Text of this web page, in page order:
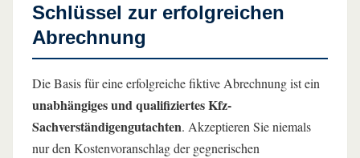
Schlüssel zur erfolgreichen
Abrechnung
Die Basis für eine erfolgreiche fiktive Abrechnung ist ein
unabhängiges und qualifiziertes Kfz-
Sachverständigengutachten. Akzeptieren Sie niemals
nur den Kostenvoranschlag der gegnerischen